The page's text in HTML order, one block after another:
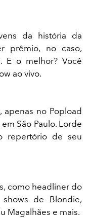
da história da
prêmio, no caso,
E o melhor? Você
ao vivo.
apenas no Popload
São Paulo. Lorde
repertório de seu
como headliner do
de Blondie,
Magalhães e mais.